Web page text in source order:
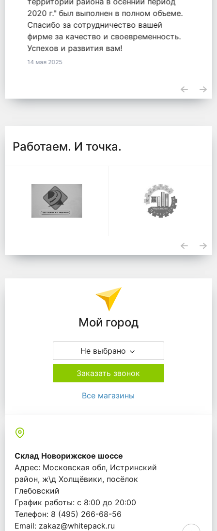
2771548855820000050 от 18.09.2020.
23 апреля 2025
Работаем. И точка.
Мой город
Не выбрано
Заказать звонок
Все магазины
Склад Новорижское шоссе
Адрес: Московская обл, Истринский
район, ж\д Холщёвики, посёлок
Глебовский
График работы: с 8:00 до 20:00
Телефон: 8 (495) 266-68-56
Email: zakaz@whitepack.ru